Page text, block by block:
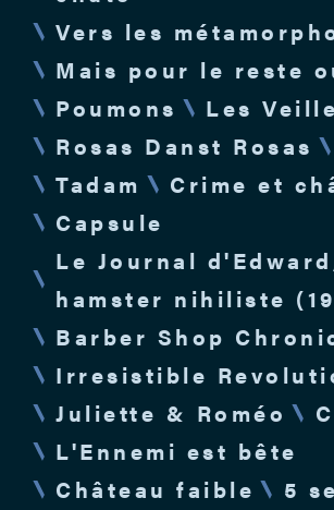
Vers les
Mais pour le reste
Poumons
Les
Rosas Danst Rosas
Tadam
Crime et
Capsule
Le Journal
hamster nihiliste
Barber Shop
Irresistible
Juliette & Roméo
L'Ennemi est bête
Château faible
5